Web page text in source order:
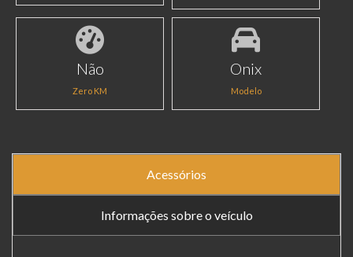
Não
Zero KM
Onix
Modelo
Acessórios
Informações sobre o veículo